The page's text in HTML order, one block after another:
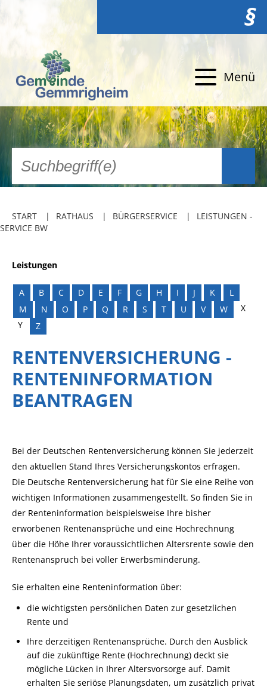
§
Menü
START RATHAUS BÜRGERSERVICE
LEISTUNGEN -
SERVICE BW
Leistungen
A B C D E F G H I J K
L
M
N O P Q R S T U V W
X
Y
Z
RENTENVERSICHERUNG -
RENTENINFORMATION
BEANTRAGEN
Bei der Deutschen Rentenversicherung können Sie jederzeit
den aktuellen Stand Ihres Versicherungskontos erfragen.
Die Deutsche Rentenversicherung hat für Sie eine Reihe von
wichtigen Informationen zusammengestellt. So finden Sie in
der Renteninformation beispielsweise Ihre bisher
erworbenen Rentenansprüche und eine Hochrechnung
über die Höhe Ihrer voraussichtlichen Altersrente sowie den
Rentenanspruch bei voller Erwerbsminderung.
Sie erhalten eine Renteninformation über:
die wichtigsten persönlichen Daten zur gesetzlichen
Rente und
Ihre derzeitigen Rentenansprüche. Durch den Ausblick
auf die zukünftige Rente (Hochrechnung) deckt sie
mögliche Lücken in Ihrer Altersvorsorge auf. Damit
erhalten Sie seriöse Planungsdaten, um zusätzlich privat